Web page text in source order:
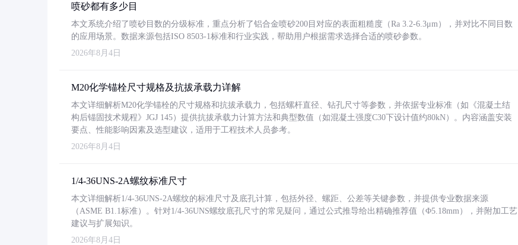
喷砂都有多少目
本文系统介绍了喷砂目数的分级标准，重点分析了铝合金喷砂200目对应的表面粗糙度（Ra 3.2-6.3μm），并对比不同目数
的应用场景。数据来源包括ISO 8503-1标准和行业实践，帮助用户根据需求选择合适的喷砂参数。
2026年8月4日
M20化学锚栓尺寸规格及抗拔承载力详解
本文详细解析M20化学锚栓的尺寸规格和抗拔承载力，包括螺杆直径、钻孔尺寸等参数，并依据专业标准（如《混凝土结
构后锚固技术规程》JGJ 145）提供抗拔承载力计算方法和典型数值（如混凝土强度C30下设计值约80kN）。内容涵盖安装
要点、性能影响因素及选型建议，适用于工程技术人员参考。
2026年8月4日
1/4-36UNS-2A螺纹标准尺寸
本文详细解析1/4-36UNS-2A螺纹的标准尺寸及底孔计算，包括外径、螺距、公差等关键参数，并提供专业数据来源
（ASME B1.1标准）。针对1/4-36UNS螺纹底孔尺寸的常见疑问，通过公式推导给出精确推荐值（Φ5.18mm），并附加工艺
建议与扩展知识。
2026年8月4日